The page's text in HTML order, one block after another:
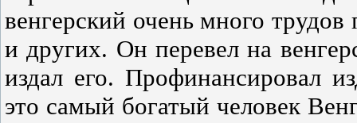
венгерский очень много
и других. Он перевел на
издал его. Профинансировал
это самый богатый человек